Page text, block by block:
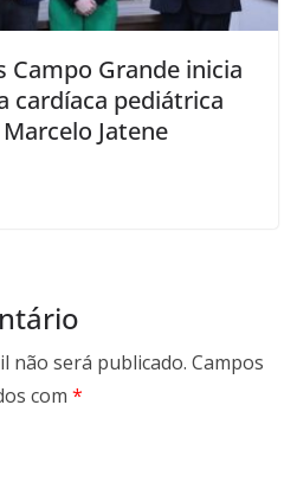
Campo Grande inicia
cardíaca pediátrica
Jatene
não será publicado. Campos
com *